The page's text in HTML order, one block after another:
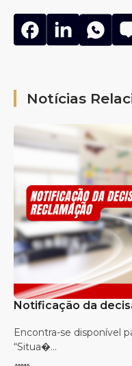
Notícias
Notificação da
Encontra-se disponível
“Situa�...